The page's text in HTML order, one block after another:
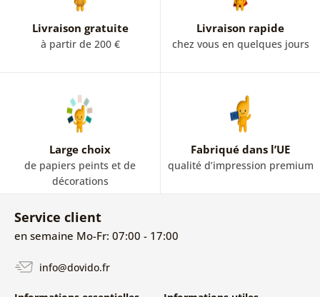
Livraison gratuite
à partir de 200 €
Livraison rapide
chez vous en quelques jours
Large choix
de papiers peints et de
décorations
Fabriqué dans l’UE
qualité d’impression premium
Service client
en semaine Mo-Fr: 07:00 - 17:00
info@dovido.fr